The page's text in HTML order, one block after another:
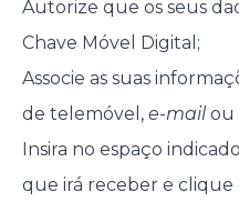
Autorize que os seus
Chave Móvel Digital;
Associe as suas
de telemóvel, e-mailou
Insira no espaço
que irá receber e clique